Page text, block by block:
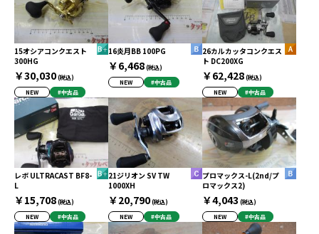
15オシアコンクエスト
300HG
￥30,030(税込)
NEW
#中古品
16炎月BB 100PG
￥6,468(税込)
NEW
#中古品
26カルカッタコンクエス
ト DC200XG
￥62,428(税込)
NEW
#中古品
レボ ULTRACAST BF8-
L
￥15,708(税込)
NEW
#中古品
21ジリオン SV TW
1000XH
￥20,790(税込)
NEW
#中古品
プロマックス-L(2nd/プ
ロマックス2)
￥4,043 (税込)
NEW
#中古品